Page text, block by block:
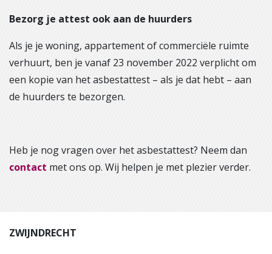
Bezorg je attest ook aan de huurders
Als je je woning, appartement of commerciële ruimte
verhuurt, ben je vanaf 23 november 2022 verplicht om
een kopie van het asbestattest – als je dat hebt – aan
de huurders te bezorgen.
Heb je nog vragen over het asbestattest? Neem dan
contact met ons op. Wij helpen je met plezier verder.
ZWIJNDRECHT